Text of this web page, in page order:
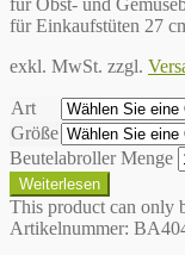
für Einkaufstüten 27
exkl. MwSt. zzgl.
Art
Größe
Beutelabroller Menge
Weiterlesen
This product can only
Artikelnummer: